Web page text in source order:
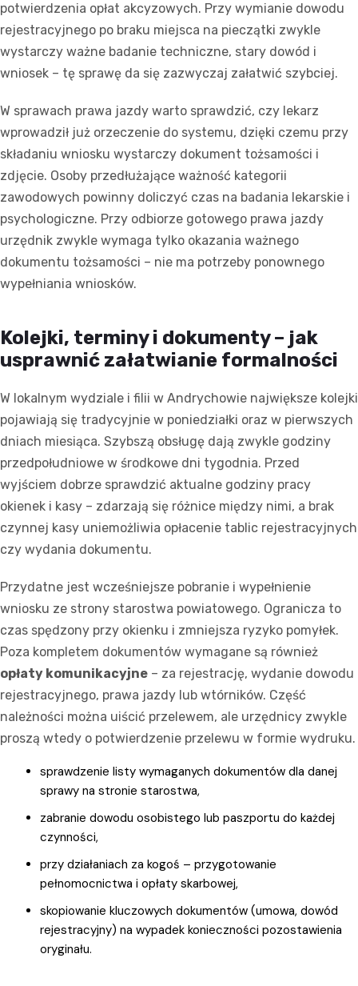
potwierdzenia opłat akcyzowych. Przy wymianie dowodu
rejestracyjnego po braku miejsca na pieczątki zwykle
wystarczy ważne badanie techniczne, stary dowód i
wniosek – tę sprawę da się zazwyczaj załatwić szybciej.
W sprawach prawa jazdy warto sprawdzić, czy lekarz
wprowadził już orzeczenie do systemu, dzięki czemu przy
składaniu wniosku wystarczy dokument tożsamości i
zdjęcie. Osoby przedłużające ważność kategorii
zawodowych powinny doliczyć czas na badania lekarskie i
psychologiczne. Przy odbiorze gotowego prawa jazdy
urzędnik zwykle wymaga tylko okazania ważnego
dokumentu tożsamości – nie ma potrzeby ponownego
wypełniania wniosków.
Kolejki, terminy i dokumenty – jak
usprawnić załatwianie formalności
W lokalnym wydziale i filii w Andrychowie największe kolejki
pojawiają się tradycyjnie w poniedziałki oraz w pierwszych
dniach miesiąca. Szybszą obsługę dają zwykle godziny
przedpołudniowe w środkowe dni tygodnia. Przed
wyjściem dobrze sprawdzić aktualne godziny pracy
okienek i kasy – zdarzają się różnice między nimi, a brak
czynnej kasy uniemożliwia opłacenie tablic rejestracyjnych
czy wydania dokumentu.
Przydatne jest wcześniejsze pobranie i wypełnienie
wniosku ze strony starostwa powiatowego. Ogranicza to
czas spędzony przy okienku i zmniejsza ryzyko pomyłek.
Poza kompletem dokumentów wymagane są również
opłaty komunikacyjne – za rejestrację, wydanie dowodu
rejestracyjnego, prawa jazdy lub wtórników. Część
należności można uiścić przelewem, ale urzędnicy zwykle
proszą wtedy o potwierdzenie przelewu w formie wydruku.
sprawdzenie listy wymaganych dokumentów dla danej
sprawy na stronie starostwa,
zabranie dowodu osobistego lub paszportu do każdej
czynności,
przy działaniach za kogoś – przygotowanie
pełnomocnictwa i opłaty skarbowej,
skopiowanie kluczowych dokumentów (umowa, dowód
rejestracyjny) na wypadek konieczności pozostawienia
oryginału.